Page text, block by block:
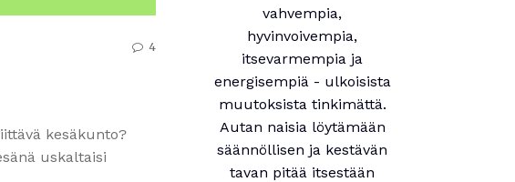
4
kesäkunto?
uskaltaisi
vahvempia,
hyvinvoivempia,
itsevarmempia ja
energisempiä - ulkoisista
muutoksista tinkimättä.
Autan naisia löytämään
säännöllisen ja kestävän
tavan pitää itsestään